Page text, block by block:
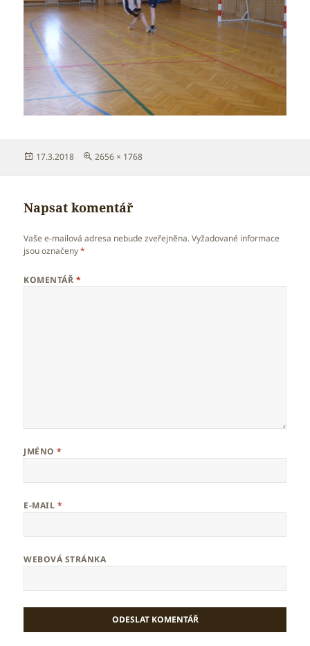
Publikováno:
17.3.2018
Původní
2656 × 1768
Napsat komentář
Vaše e-mailová adresa nebude zveřejněna. Vyžadované informace
jsou označeny*
KOMENTÁŘ *
JMÉNO*
E-MAIL *
WEBOVÁ STRÁNKA